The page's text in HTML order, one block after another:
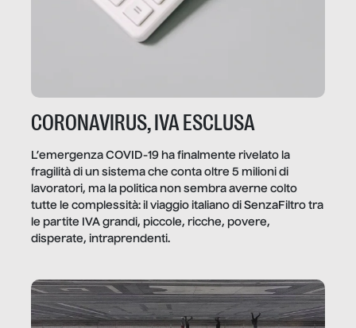
CORONAVIRUS, IVA ESCLUSA
L’emergenza COVID-19 ha finalmente rivelato la
fragilità di un sistema che conta oltre 5 milioni di
lavoratori, ma la politica non sembra averne colto
tutte le complessità: il viaggio italiano di SenzaFiltro tra
le partite IVA grandi, piccole, ricche, povere,
disperate, intraprendenti.